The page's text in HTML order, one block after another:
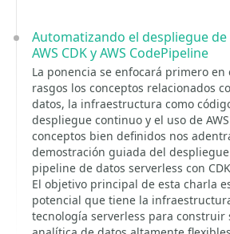
Automatizando el despliegue
AWS CDK y AWS CodePipeline
La ponencia se enfocará primero
rasgos los conceptos relacionados
datos, la infraestructura como
despliegue continuo y el uso de AWS
conceptos bien definidos nos
demostración guiada del
pipeline de datos serverless con
El objetivo principal de esta charla
potencial que tiene la
tecnología serverless para construir